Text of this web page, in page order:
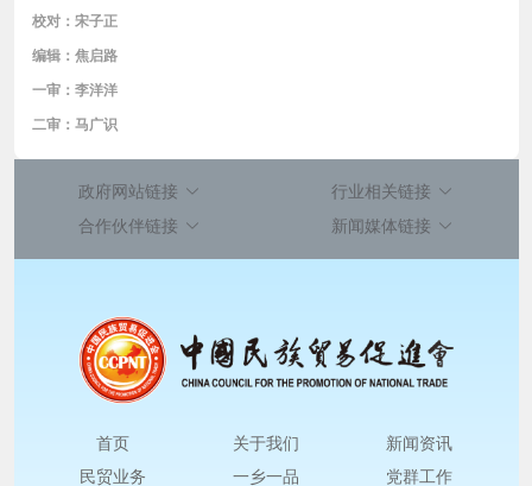
校对：宋子正
编辑：焦启路
一审：李洋洋
二审：马广识
政府网站链接
行业相关链接
合作伙伴链接
新闻媒体链接
首页 关于我们
新闻资讯
民贸业务
一乡一品
党群工作